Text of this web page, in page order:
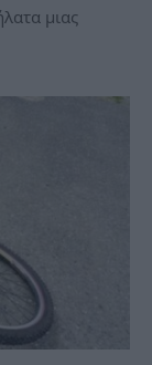
μιας